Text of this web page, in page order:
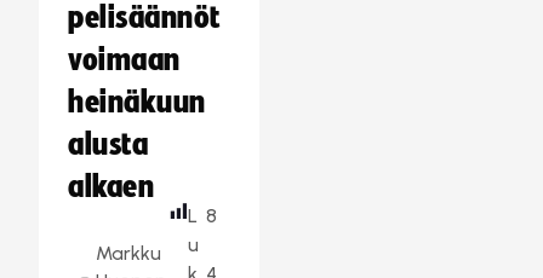
pelisäännöt
voimaan
heinäkuun
alusta
alkaen
Markku
L
u
8